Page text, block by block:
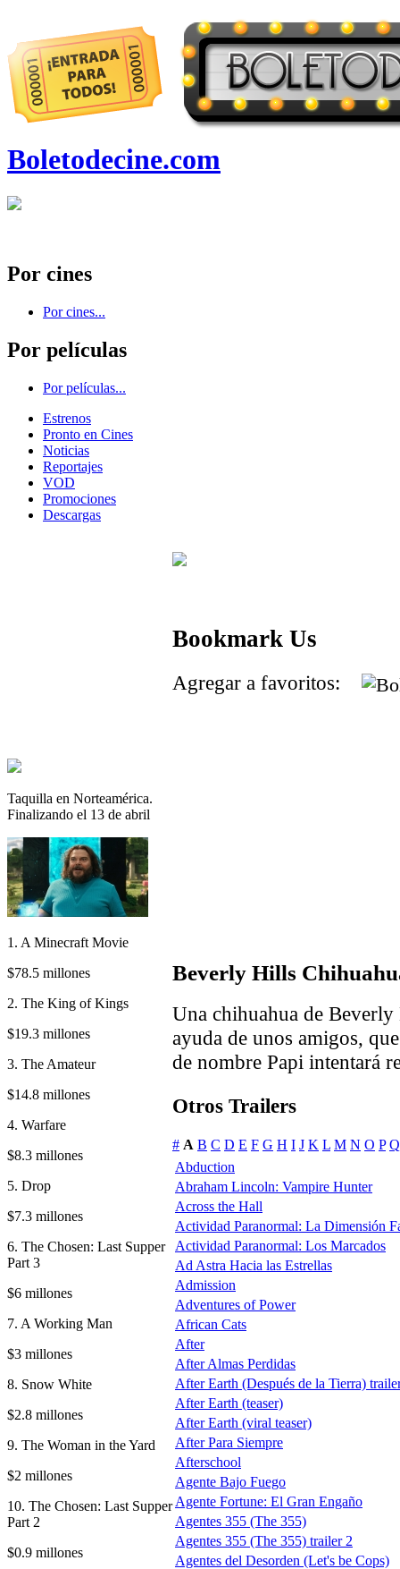
Boletodecine.com
Por cines
Por cines...
Por películas
Por películas...
Estrenos
Pronto en Cines
Noticias
Reportajes
VOD
Promociones
Descargas
Taquilla en Norteamérica.
Finalizando el 13 de abril
1. A Minecraft Movie
$78.5 millones
2. The King of Kings
$19.3 millones
3. The Amateur
$14.8 millones
4. Warfare
$8.3 millones
5. Drop
$7.3 millones
6. The Chosen: Last Supper
Part 3
$6 millones
7. A Working Man
$3 millones
8. Snow White
$2.8 millones
9. The Woman in the Yard
$2 millones
10. The Chosen: Last Supper
Part 2
$0.9 millones
Bookmark Us
Agregar a favoritos:
Beverly Hills
Una chihuahua de
ayuda de unos amigos,
de nombre Papi intentará
Otros Trailers
# A B C D E F G H I J K L M N O P Q
Abduction
Abraham Lincoln: Vampire Hunter
Across the Hall
Actividad Paranormal: La Dimensión
Actividad Paranormal: Los Marcados
Ad Astra Hacia las Estrellas
Admission
Adventures of Power
African Cats
After
After Almas Perdidas
After Earth (Después de la Tierra)
After Earth (teaser)
After Earth (viral teaser)
After Para Siempre
Afterschool
Agente Bajo Fuego
Agente Fortune: El Gran Engaño
Agentes 355 (The 355)
Agentes 355 (The 355) trailer 2
Agentes del Desorden (Let's be Cops)